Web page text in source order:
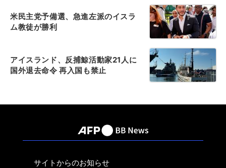
米民主党予備選、急進左派のイスラ
ム教徒が勝利
アイスランド、反捕鯨活動家21人に
国外退去命令 再入国も禁止
サイトからのお知らせ